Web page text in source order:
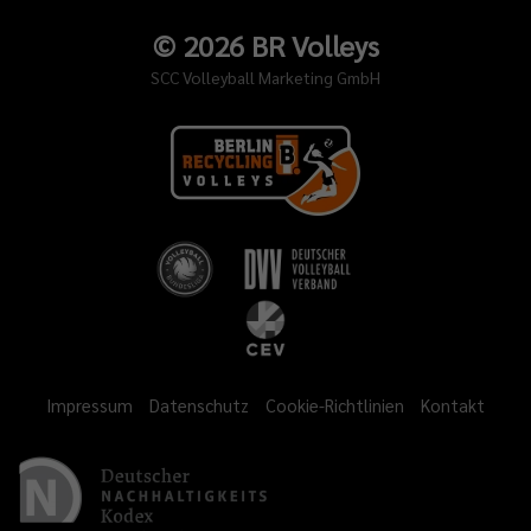
© 2026BR Volleys
SCC Volleyball Marketing GmbH
Impressum Datenschutz Cookie-Richtlinien Kontakt